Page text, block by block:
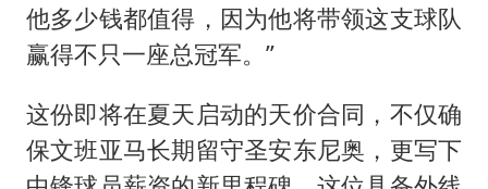
他多少钱都值得，因为他将带领这支球队
赢得不只一座总冠军。”
这份即将在夏天启动的天价合同，不仅确
保文班亚马长期留守圣安东尼奥，更写下